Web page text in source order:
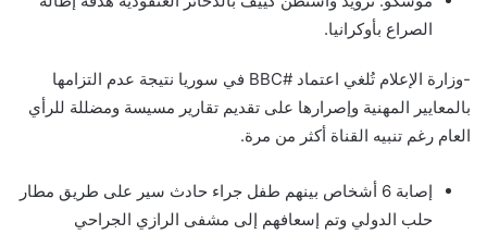
الصراع بأوكرانيا.
-وزارة الإعلام تُلغي اعتماد #BBC في سوريا نتيجة عدم التزامها
بالمعايير المهنية وإصرارها على تقديم تقارير مسيسة ومضللة للرأي
العام رغم تنبيه القناة أكثر من مرة.
إصابة 6 أشخاص بينهم طفل جراء حادث سير على طريق مطار
حلب الدولي وتم إسعافهم إلى مشفى الرازي الجراحي